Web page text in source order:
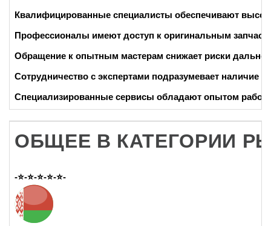
Квалифицированные специалисты обеспечивают
Профессионалы имеют доступ к оригинальным
Обращение к опытным мастерам снижает риски
Сотрудничество с экспертами подразумевает наличие
Специализированные сервисы обладают опытом
ОБЩЕЕ В КАТЕГОРИИ
-⭐-⭐-⭐-⭐-⭐-